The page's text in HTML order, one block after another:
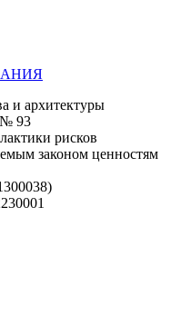
и архитектуры
№ 93
рисков
законом ценностям